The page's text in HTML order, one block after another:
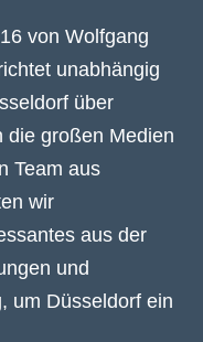
von Wolfgang
unabhängig
über
die großen Medien
Team aus
wir
aus der
und
um Düsseldorf ein